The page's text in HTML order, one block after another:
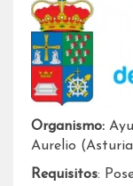
Organismo:
Aurelio
Requisitos: